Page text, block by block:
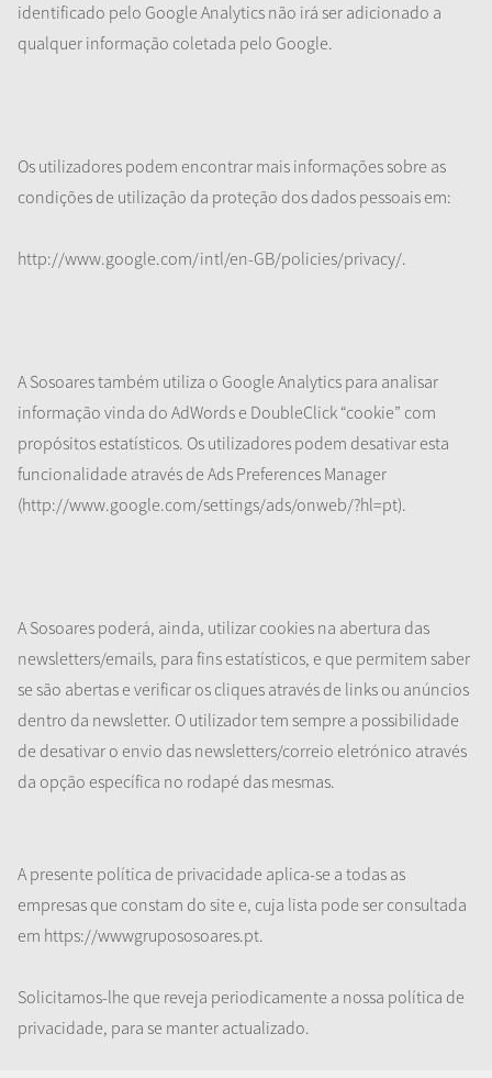
identificado pelo Google Analytics não irá ser adicionado a
qualquer informação coletada pelo Google.
Os utilizadores podem encontrar mais informações sobre as
condições de utilização da proteção dos dados pessoais em:
http://www.google.com/intl/en-GB/policies/privacy/.
A Sosoares também utiliza o Google Analytics para analisar
informação vinda do AdWords e DoubleClick “cookie” com
propósitos estatísticos. Os utilizadores podem desativar esta
funcionalidade através de Ads Preferences Manager
(http://www.google.com/settings/ads/onweb/?hl=pt).
A Sosoares poderá, ainda, utilizar cookies na abertura das
newsletters/emails, para fins estatísticos, e que permitem saber
se são abertas e verificar os cliques através de links ou anúncios
dentro da newsletter. O utilizador tem sempre a possibilidade
de desativar o envio das newsletters/correio eletrónico através
da opção específica no rodapé das mesmas.
A presente política de privacidade aplica-se a todas as
empresas que constam do site e, cuja lista pode ser consultada
em https://wwwgrupososoares.pt.
Solicitamos-lhe que reveja periodicamente a nossa política de
privacidade, para se manter actualizado.